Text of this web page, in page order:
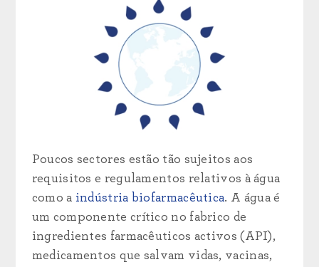
Poucos sectores estão tão sujeitos aos
requisitos e regulamentos relativos à água
como a indústria biofarmacêutica. A água é
um componente crítico no fabrico de
ingredientes farmacêuticos activos (API),
medicamentos que salvam vidas, vacinas,